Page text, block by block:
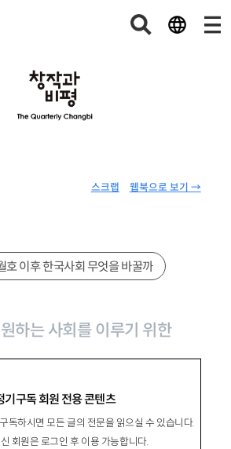
웹북으로 보기 →
스크랩
기구독 회원 전용 콘텐츠
구독하시면 모든 글의 전문을 읽으실 수 있습니다.
회원은 로그인 후 이용 가능합니다.
호 이후 한국사회 무엇을 바꿀까
하는 사회를 이루기 위한